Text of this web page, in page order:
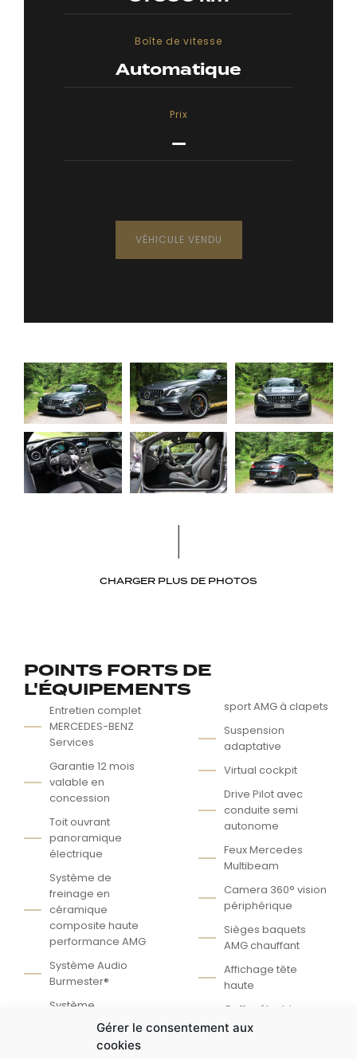
Gérer le consentement aux
cookies
Boîte de vitesse
Automatique
Prix
—
VÉHICULE VENDU
CHARGER PLUS DE PHOTOS
POINTS FORTS DE
L'ÉQUIPEMENTS
Entretien complet
MERCEDES-BENZ
Services
Garantie 12 mois
valable en
concession
Toit ouvrant
panoramique
électrique
Système de
freinage en
céramique
composite haute
performance AMG
Système Audio
Burmester®
Système
d'échappement
sport AMG à clapets
Suspension
adaptative
Virtual cockpit
Drive Pilot avec
conduite semi
autonome
Feux Mercedes
Multibeam
Camera 360° vision
périphérique
Sièges baquets
AMG chauffant
Affichage tête
haute
Coffre électrique